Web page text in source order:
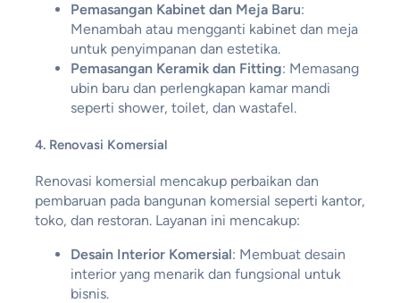
Pemasangan Kabinet dan Meja Baru:
Menambah atau mengganti kabinet dan meja
untuk penyimpanan dan estetika.
Pemasangan Keramik dan Fitting: Memasang
ubin baru dan perlengkapan kamar mandi
seperti shower, toilet, dan wastafel.
4. Renovasi Komersial
Renovasi komersial mencakup perbaikan dan
pembaruan pada bangunan komersial seperti kantor,
toko, dan restoran. Layanan ini mencakup:
Desain Interior Komersial: Membuat desain
interior yang menarik dan fungsional untuk
bisnis.